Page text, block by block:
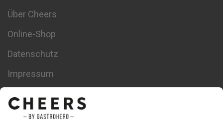
Über Cheers
Online-Shop
Datenschutz
Impressum
Themen